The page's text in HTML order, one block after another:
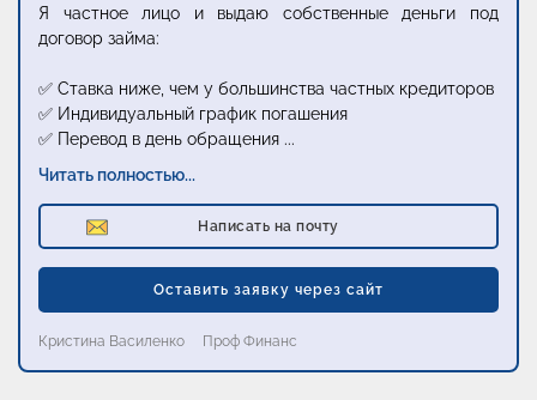
Я частное лицо и выдаю собственные деньги под
договор займа:
✅ Ставка ниже, чем у большинства частных кредиторов
✅ Индивидуальный график погашения
✅ Перевод в день обращения ...
Читать полностью...
Написать на почту
Оставить заявку через сайт
Кристина Василенко Проф Финанс